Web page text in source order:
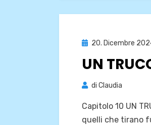
Pubblicato
20. Dicembre
UN
di Claudia
Capitolo 10 UN
quelli che tirano